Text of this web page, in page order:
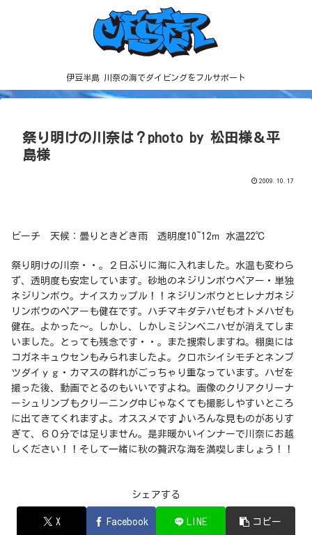
伊豆半島 川奈の海でダイビングをフルサポート
祭り明けの川奈は？photo by 松田様＆平
島様
2009.10.17
ビーチ 天候：曇りときどき雨 透明度10~12ｍ 水温22℃
祭り明けの川奈・・。２日ぶりに海に入れました。水温も変わら
ず、透明度も安定しています。砂地のネジリンボウペアー・単独
ネジリンボウ。ナイスカップル！！ネジリンボウとヒレナガネジ
リンボウのペアーも健在です。ハチマキダテハゼもオトメハゼも
健在。よかった～。しかし、しかしミジンベニハゼが消えてしま
いました。とっても残念です・・。また捜索しますね。棚奥には
コガネキュウセンもみられましたよ。クロホシイシモチとネンブ
ツダイｙｇ・カマスの群れがごっちゃり重なっています。ハゼを
撮った後、動画でとるのもいいですよね。画像のクリアクリーナ
ーシュリンプもクリーニング中じゃなくても撮影しやすいところ
に出てきてくれますよ。オススメです♪いろんな見ものがありす
ぎて、６０分では足りません。是非暖かいインナーで川奈にお越
しください！！そして一緒に秋の贅沢な海を満喫しましょう！！
シェアする
X Facebook LINE コピー